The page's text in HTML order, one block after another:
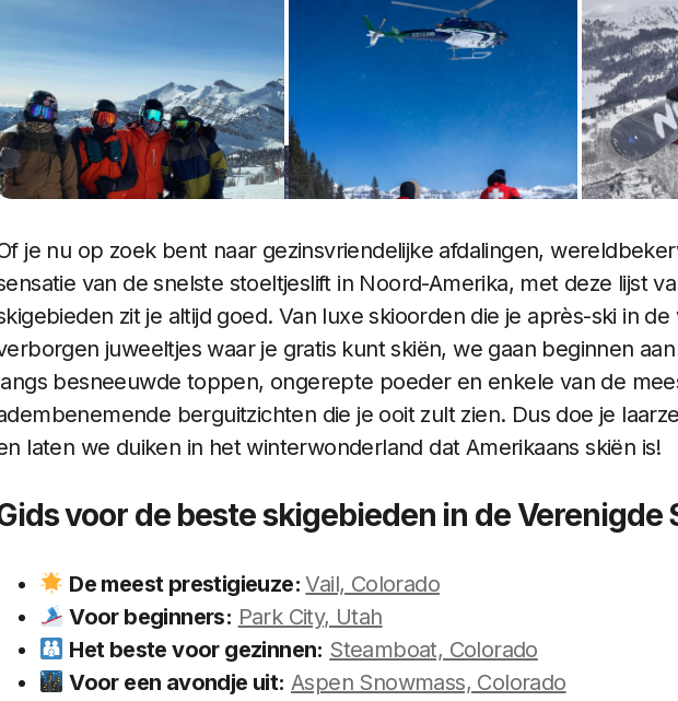
Top 10 Populaire Skioorden in de Verenigde Staten
je nu op zoek bent naar gezinsvriendelijke afdalingen,
van de snelste stoeltjeslift in Noord-Amerika, met deze lijst
zit je altijd goed. Van luxe skioorden die je après-ski in
juweeltjes waar je gratis kunt skiën, we gaan beginnen
besneeuwde toppen, ongerepte poeder en enkele van de
berguitzichten die je ooit zult zien. Dus doe je
laten we duiken in het winterwonderland dat Amerikaans skiën is!
voor de beste skigebieden in de Verenigde
De meest prestigieuze:Vail, Colorado
Voor beginners: Park City, Utah
Het beste voor gezinnen: Steamboat, Colorado
Voor een avondje uit: Aspen Snowmass, Colorado